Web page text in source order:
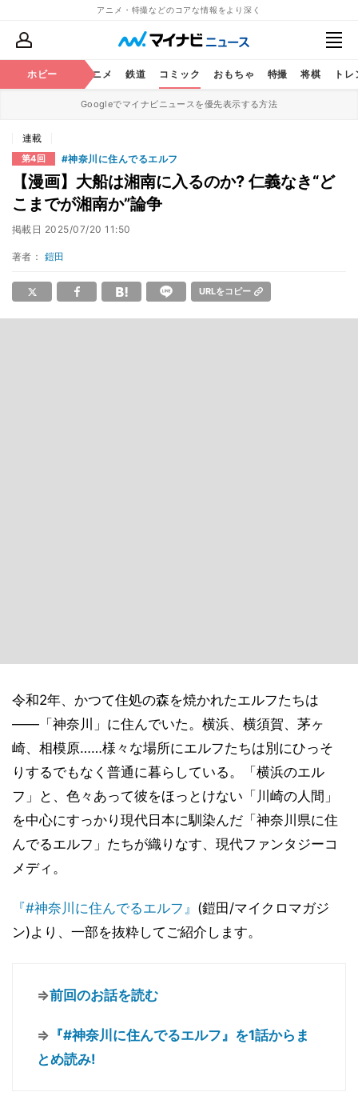
アニメ・特撮などのコアな情報をより深く
ホビー アニメ 鉄道 コミック おもちゃ 特撮 将棋 ト
Googleでマイナビニュースを優先表示する方法
連載
第4回 #神奈川に住んでるエルフ
【漫画】大船は湘南に入るのか? 仁義なき“ど
こまでが湘南か”論争
掲載日 2025/07/20 11:50
著者： 鎧田
URLをコピー
令和2年、かつて住処の森を焼かれたエルフたちは
――「神奈川」に住んでいた。横浜、横須賀、茅ヶ
崎、相模原……様々な場所にエルフたちは別にひっそ
りするでもなく普通に暮らしている。「横浜のエル
フ」と、色々あって彼をほっとけない「川崎の人間」
を中心にすっかり現代日本に馴染んだ「神奈川県に住
んでるエルフ」たちが織りなす、現代ファンタジーコ
メディ。
『#神奈川に住んでるエルフ』 (鎧田/マイクロマガジ
ン)より、一部を抜粋してご紹介します。
⇒前回のお話を読む
⇒ 『#神奈川に住んでるエルフ』を1話からま
とめ読み!